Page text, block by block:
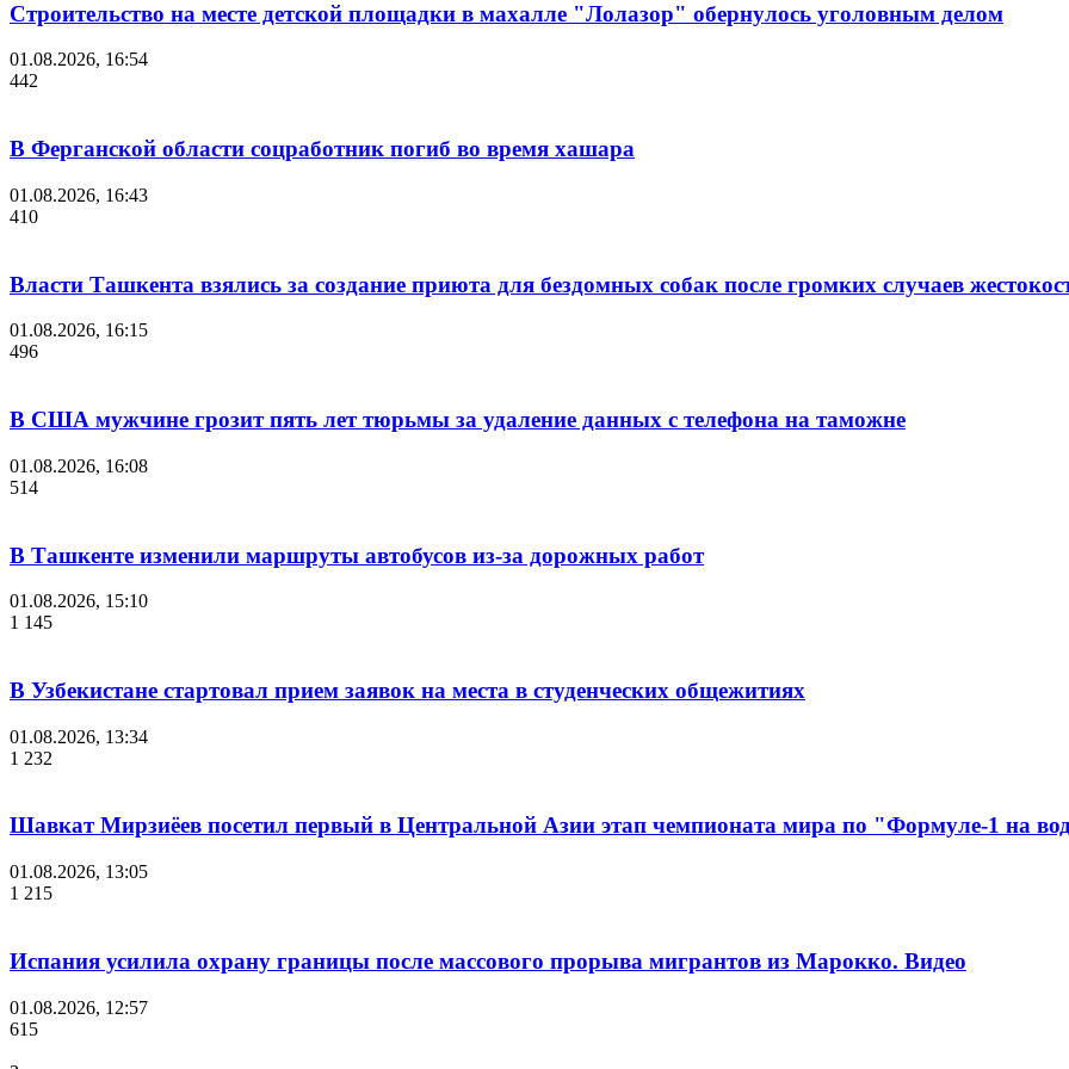
Строительство на месте детской площадки в махалле "Лолазор" обернулось уголовным делом
01.08.2026, 16:54
442
В Ферганской области соцработник погиб во время хашара
01.08.2026, 16:43
410
Власти Ташкента взялись за создание приюта для бездомных собак после громких случаев
01.08.2026, 16:15
496
В США мужчине грозит пять лет тюрьмы за удаление данных с телефона на таможне
01.08.2026, 16:08
514
В Ташкенте изменили маршруты автобусов из-за дорожных работ
01.08.2026, 15:10
1 145
В Узбекистане стартовал прием заявок на места в студенческих общежитиях
01.08.2026, 13:34
1 232
Шавкат Мирзиёев посетил первый в Центральной Азии этап чемпионата мира по "Формуле-1 на
01.08.2026, 13:05
1 215
Испания усилила охрану границы после массового прорыва мигрантов из Марокко. Видео
01.08.2026, 12:57
615